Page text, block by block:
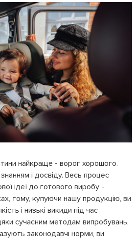
найкраще - ворог хорошого.
і досвіду. Весь процес
ідеї до готового виробу -
тому, купуючи нашу продукцію, ви
і низькі викиди під час
сучасним методам випробувань,
законодавчі норми, ви